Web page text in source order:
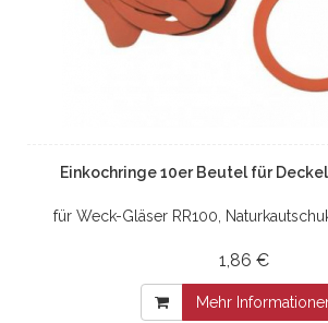
Einkochringe 10er Beutel für
für Weck-Gläser RR100,
1,86 €
Mehr